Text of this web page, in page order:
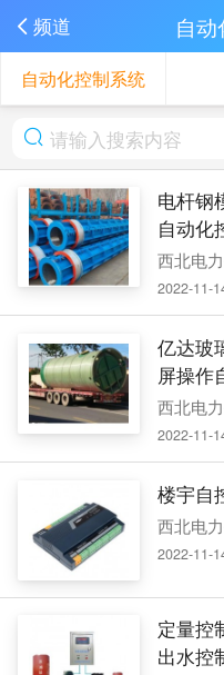
频道 自
自动化控制系统
电杆钢
自动化
西北电
2022-11-
亿达玻
屏操作
西北电
2022-11-
楼宇自
西北电
2022-11-
定量控
出水控